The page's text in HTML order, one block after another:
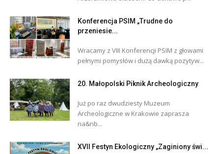
Konferencja PSIM „Trudne do
przeniesie...
Wracamy z VIII Konferencji PSIM z głowami
pełnymi pomysłów i dużą dawką pozytyw...
20. Małopolski Piknik Archeologiczny
Już po raz dwudziesty Muzeum
Archeologiczne w Krakowie zaprasza
na&nb...
XVII Festyn Ekologiczny „Zaginiony świ...